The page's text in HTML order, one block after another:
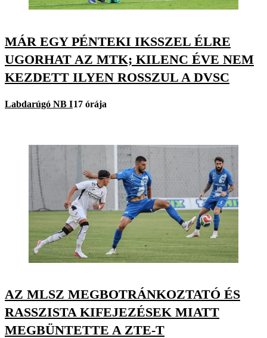
MÁR EGY PÉNTEKI IKSSZEL ÉLRE
UGORHAT AZ MTK; KILENC ÉVE NEM
KEZDETT ILYEN ROSSZUL A DVSC
Labdarúgó NB I17 órája
AZ MLSZ MEGBOTRÁNKOZTATÓ ÉS
RASSZISTA KIFEJEZÉSEK MIATT
MEGBÜNTETTE A ZTE-T